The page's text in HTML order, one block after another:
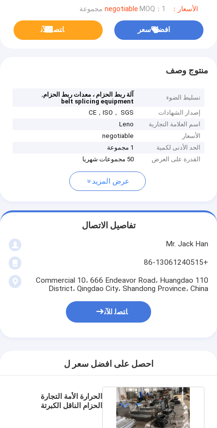
الأسعار：negotiable MOQ：1 مجموعة
افضل سعر ﺎﺘﺼﻟ ﺍﻶﻧ
منتوج وصف
تسليط الضوء آلة ربط الحزام ، معدات ربط الحزام,
belt splicing equipment
إصدار الشهادات
CE，ISO， SGS
اسم العلامة التجارية
Leno
الأسعار
negotiable
الحد الأدنى لكمية
1 مجموعة
القدرة على العرض
50 مجموعات شهريا
عرض المزيد
تفاصيل الاتصال
Mr. Jack Han
+86-13061240515
110 Commercial 10، 666 Endeavor Road، Huangdao
District، Qingdao City، Shandong Province، China
ﺎﺘﺼﻟ ﺍﻶﻧ
احصل على افضل سعر ل
الحرارة الأمة التجارة
الحزام الناقل الكبرتة